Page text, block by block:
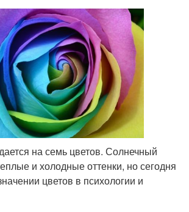
на семь цветов. Солнечный
и холодные оттенки, но сегодня
цветов в психологии и